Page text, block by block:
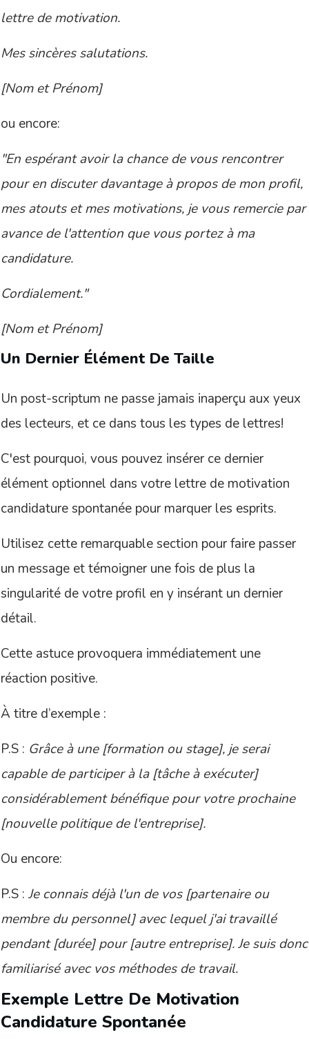
lettre de motivation.
Mes sincères salutations.
[Nom et Prénom]
ou encore:
"En espérant avoir la chance de vous rencontrer
pour en discuter davantage à propos de mon profil,
mes atouts et mes motivations, je vous remercie par
avance de l'attention que vous portez à ma
candidature.
Cordialement."
[Nom et Prénom]
Un Dernier Élément De Taille
Un post-scriptum ne passe jamais inaperçu aux yeux
des lecteurs, et ce dans tous les types de lettres!
C'est pourquoi, vous pouvez insérer ce dernier
élément optionnel dans votre lettre de motivation
candidature spontanée pour marquer les esprits.
Utilisez cette remarquable section pour faire passer
un message et témoigner une fois de plus la
singularité de votre profil en y insérant un dernier
détail.
Cette astuce provoquera immédiatement une
réaction positive.
À titre d’exemple :
P.S : Grâce à une [formation ou stage], je serai
capable de participer à la [tâche à exécuter]
considérablement bénéfique pour votre prochaine
[nouvelle politique de l'entreprise].
Ou encore:
P.S : Je connais déjà l'un de vos [partenaire ou
membre du personnel] avec lequel j'ai travaillé
pendant [durée] pour [autre entreprise]. Je suis donc
familiarisé avec vos méthodes de travail.
Exemple Lettre De Motivation
Candidature Spontanée